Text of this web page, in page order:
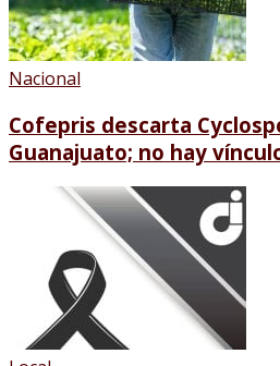
Nacional
Cofepris descarta
Guanajuato; no hay